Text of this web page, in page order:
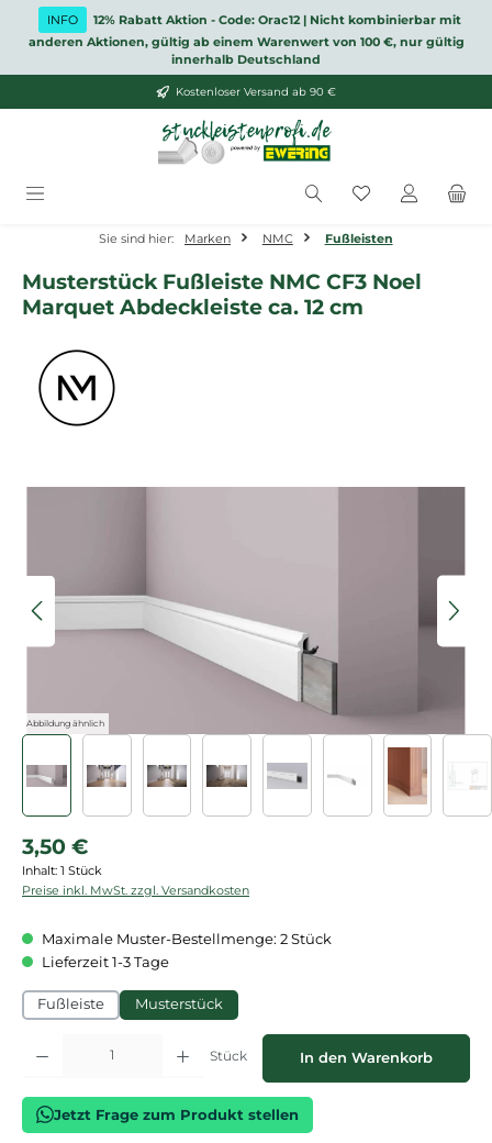
Zum Hauptinhalt springen
INFO
12% Rabatt Aktion - Code: Orac12 | Nicht kombinierbar mit
anderen Aktionen, gültig ab einem Warenwert von 100 €, nur gültig
innerhalb Deutschland
Kostenloser Versand ab 90 €
Du hast 0
Sie sind hier: Marken NMC Fußleisten
Musterstück Fußleiste NMC CF3 Noel
Marquet Abdeckleiste ca. 12 cm
Abbildung ähnlich
Regulärer Preis:
3,50 €
Inhalt: 1 Stück
Preise inkl. MwSt. zzgl. Versandkosten
Maximale Muster-Bestellmenge: 2 Stück
Lieferzeit 1-3 Tage
Fußleiste Musterstück
Produkt Anzahl: Gib den gewünschten Wert ein oder benutze die
Stück In den Warenkorb
Jetzt Frage zum Produkt stellen